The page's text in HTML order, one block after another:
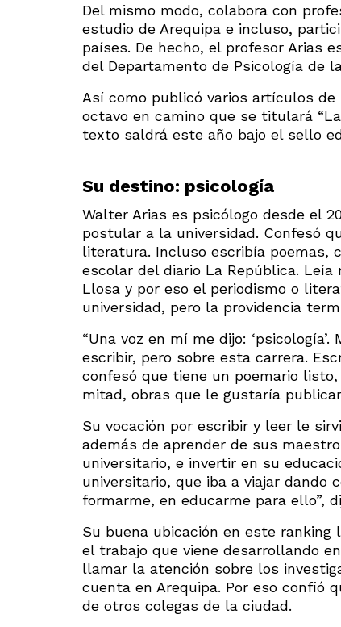
Del mismo modo, colabora con
estudio de Arequipa e incluso,
países. De hecho, el profesor Arias
del Departamento de Psicología de
Así como publicó varios artículos
octavo en camino que se titulará
texto saldrá este año bajo el sello
Su destino: psicología
Walter Arias es psicólogo desde el
postular a la universidad. Confesó
literatura. Incluso escribía poemas,
escolar del diario La República. Leía
Llosa y por eso el periodismo o
universidad, pero la providencia
“Una voz en mí me dijo:
escribir, pero sobre esta carrera.
confesó que tiene un poemario
mitad, obras que le gustaría
Su vocación por escribir y leer le
además de aprender de sus
universitario, e invertir en su
universitario, que iba a viajar dando
formarme, en educarme para ello”,
Su buena ubicación en este
el trabajo que viene desarrollando
llamar la atención sobre los
cuenta en Arequipa. Por eso confió
de otros colegas de la ciudad.